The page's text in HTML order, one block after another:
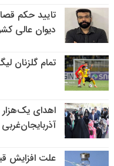
تایید حکم
دیوان عالی
تمام گلزنان
اهدای
آذربایجان‌غربی
علت افزایش